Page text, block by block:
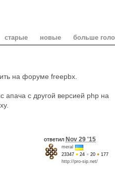
старые новые больше
на форуме freepbx.
апача с другой версией php на
ответил Nov 29 '15
meral
23347 ● 24 ● 20 ● 177
http://pro-sip.net/